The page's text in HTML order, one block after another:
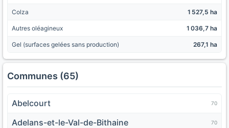
Colza 1 527,5 ha
Autres oléagineux 1 036,7 ha
Gel (surfaces gelées sans production) 267,1 ha
Communes (65)
Abelcourt 70
Adelans-et-le-Val-de-Bithaine 70